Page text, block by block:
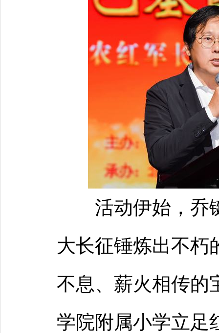
活动伊始，乔
大长征锤炼出不朽
不息、薪火相传的
学院附属小学立足